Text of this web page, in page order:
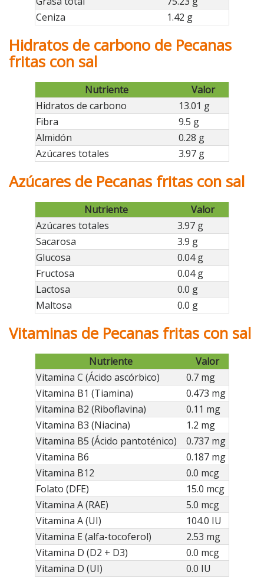
Ceniza
1.42 g
Hidratos de carbono de Pecanas
fritas con sal
Nutriente
Valor
Hidratos de carbono
13.01 g
Fibra
9.5 g
Almidón
0.28 g
Azúcares totales
3.97 g
Azúcares de Pecanas fritas con sal
Nutriente
Valor
Azúcares totales
3.97 g
Sacarosa
3.9 g
Glucosa
0.04 g
Fructosa
0.04 g
Lactosa
0.0 g
Maltosa
0.0 g
Vitaminas de Pecanas fritas con sal
Nutriente
Valor
Vitamina C (Ácido ascórbico)
0.7 mg
Vitamina B1 (Tiamina)
0.473 mg
Vitamina B2 (Riboflavina)
0.11 mg
Vitamina B3 (Niacina)
1.2 mg
Vitamina B5 (Ácido pantoténico)
0.737 mg
Vitamina B6
0.187 mg
Vitamina B12
0.0 mcg
Folato (DFE)
15.0 mcg
Vitamina A (RAE)
5.0 mcg
Vitamina A (UI)
104.0 IU
Vitamina E (alfa-tocoferol)
2.53 mg
Vitamina D (D2 + D3)
0.0 mcg
Vitamina D (UI)
0.0 IU